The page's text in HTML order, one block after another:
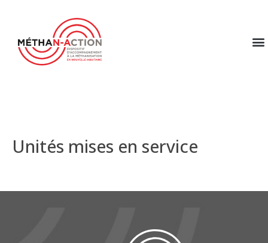
Unités mises en service